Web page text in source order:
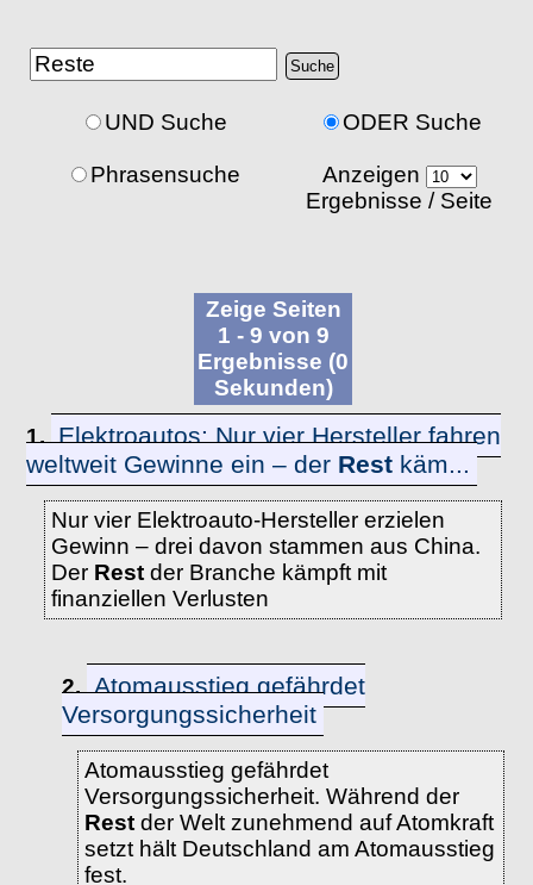
UND Suche
Phrasensuche
ODER Suche
Anzeigen
Ergebnisse / Seite
Zeige Seiten
1 - 9 von 9
Ergebnisse (0
Sekunden)
1. Elektroautos: Nur vier Hersteller fahren
weltweit Gewinne ein – der Rest käm...
Nur vier Elektroauto-Hersteller erzielen
Gewinn – drei davon stammen aus China.
Der Restder Branche kämpft mit
finanziellen Verlusten
2. Atomausstieg gefährdet
Versorgungssicherheit
Atomausstieg gefährdet
Versorgungssicherheit. Während der
Rest der Welt zunehmend auf Atomkraft
setzt hält Deutschland am Atomausstieg
fest.